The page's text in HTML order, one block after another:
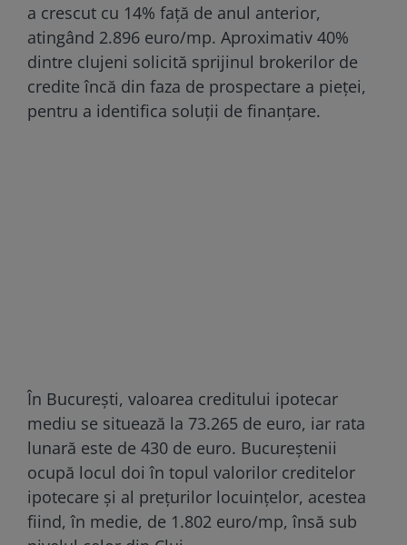
a crescut cu 14% față de anul anterior,
atingând 2.896 euro/mp. Aproximativ 40%
dintre clujeni solicită sprijinul brokerilor de
credite încă din faza de prospectare a pieței,
pentru a identifica soluții de finanțare.
În București, valoarea creditului ipotecar
mediu se situează la 73.265 de euro, iar rata
lunară este de 430 de euro. Bucureștenii
ocupă locul doi în topul valorilor creditelor
ipotecare și al prețurilor locuințelor, acestea
fiind, în medie, de 1.802 euro/mp, însă sub